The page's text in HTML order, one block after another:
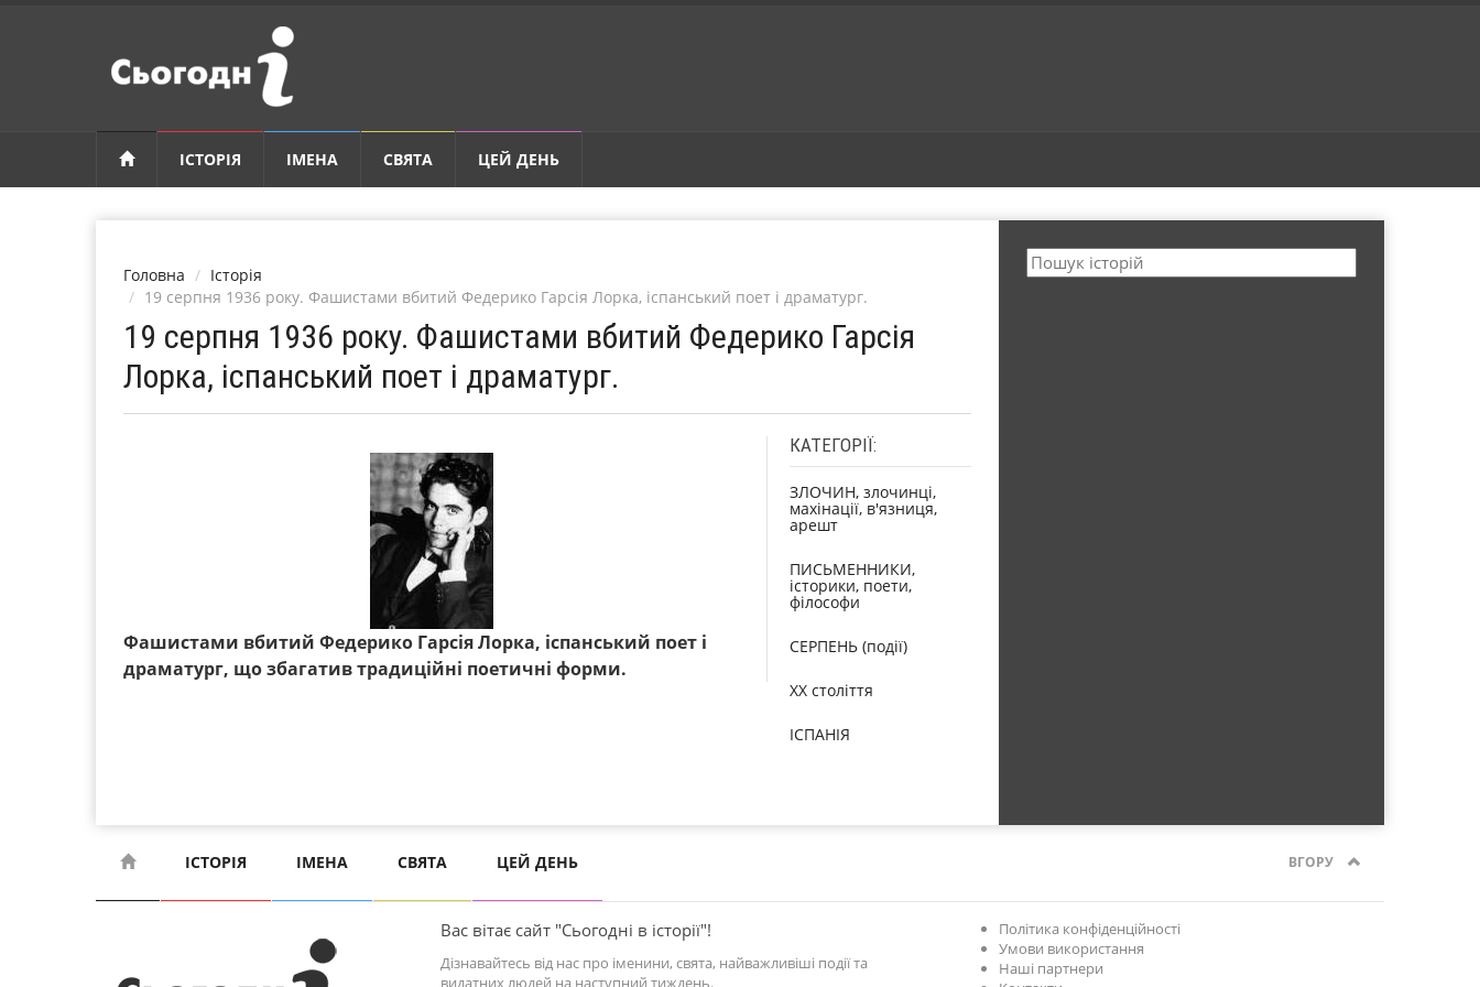
ІСТОРІЯ ІМЕНА СВЯТА ЦЕЙ ДЕНЬ
Головна
Історія
19 серпня 1936 року. Фашистами вбитий Федерико Гарсія Лорка, іспанський поет і драматург.
19 серпня 1936 року. Фашистами вбитий Федерико Гарсія
Лорка, іспанський поет і драматург.
Фашистами вбитий Федерико Гарсія Лорка, іспанський поет і
драматург, що збагатив традиційні поетичні форми.
КАТЕГОРІЇ:
ЗЛОЧИН, злочинці,
махінації, в'язниця,
арешт
ПИСЬМЕННИКИ,
історики, поети,
філософи
СЕРПЕНЬ (події)
XX століття
ІСПАНІЯ
ІСТОРІЯ ІМЕНА СВЯТА ЦЕЙ ДЕНЬ ВГОРУ
Вас вітає сайт "Сьогодні в історії"!
Дізнавайтесь від нас про іменини, свята, найважливіші події та
видатних людей на наступний тиждень.
Політика конфіденційності
Умови використання
Наші партнери